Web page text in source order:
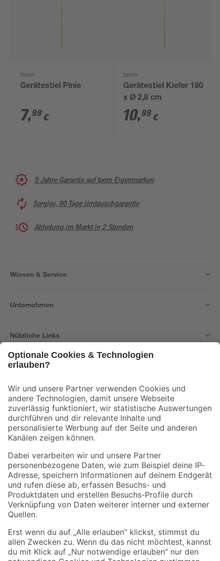
toom
Gerätestiel Pinie
7,99 €
toom
Gerätestiel Kiefer 180
x Ø 2,8 cm
10,99 €
5 Jahre Garantie auf toom Eigenmarken
Sorglos, 90 Tage Umtauschgarantie
Abholung im Markt in 2 Stunden
Wissen & Service
Unternehmen
Nützliche Links
Der toom Newsletter: Keine Angebote und Aktionen mehr verpassen!
Zur Newsletter Anmeldung
Folge uns
Zahlungsarten Versandarten
Sicher einkaufen
Jetzt die toom-App herunterladen